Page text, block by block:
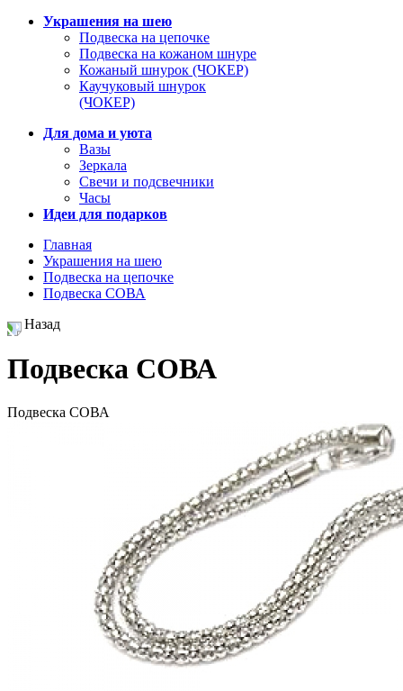
Украшения на шею
Подвеска на цепочке
Подвеска на кожаном шнуре
Кожаный шнурок (ЧОКЕР)
Каучуковый шнурок
(ЧОКЕР)
Для дома и уюта
Вазы
Зеркала
Свечи и подсвечники
Часы
Идеи для подарков
Главная
Украшения на шею
Подвеска на цепочке
Подвеска СОВА
Назад
Подвеска СОВА
Подвеска СОВА